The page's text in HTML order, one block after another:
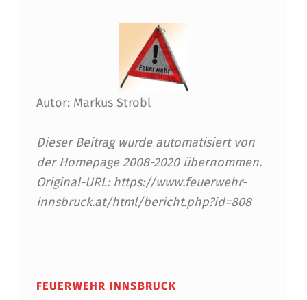
F
A
H
R
G
Autor: Markus Strobl
Dieser Beitrag wurde automatisiert von
der Homepage 2008-2020 übernommen.
Original-URL: https://www.feuerwehr-
innsbruck.at/html/bericht.php?id=808
FEUERWEHR INNSBRUCK